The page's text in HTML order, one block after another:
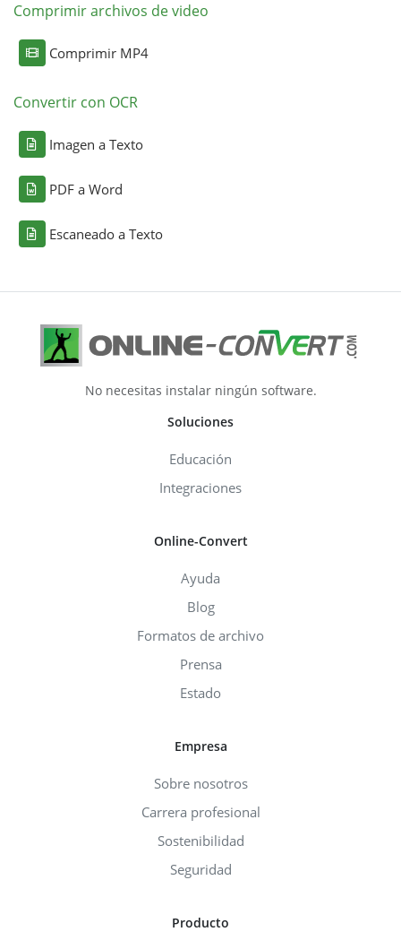
Comprimir archivos de video
Comprimir MP4
Convertir con OCR
Imagen a Texto
PDF a Word
Escaneado a Texto
No necesitas instalar ningún software.
Soluciones
Educación
Integraciones
Online-Convert
Ayuda
Blog
Formatos de archivo
Prensa
Estado
Empresa
Sobre nosotros
Carrera profesional
Sostenibilidad
Seguridad
Producto